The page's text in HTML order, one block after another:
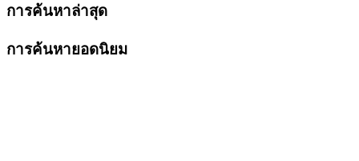
การค้นหาล่าสุด
การค้นหายอดนิยม